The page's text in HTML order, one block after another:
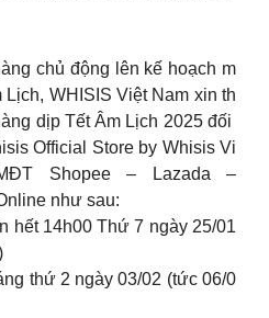
chủ động lên kế hoạch m
WHISIS Việt Nam xin th
dịp Tết Âm Lịch 2025 đối
Official Store by Whisis Vi
Shopee – Lazada –
như sau:
hết 14h00 Thứ 7 ngày 25/01
thứ 2 ngày 03/02 (tức 06/0